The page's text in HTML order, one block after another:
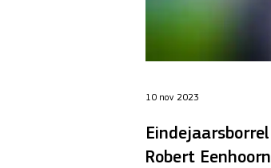
Robert Eenhoorn
10 nov 2023